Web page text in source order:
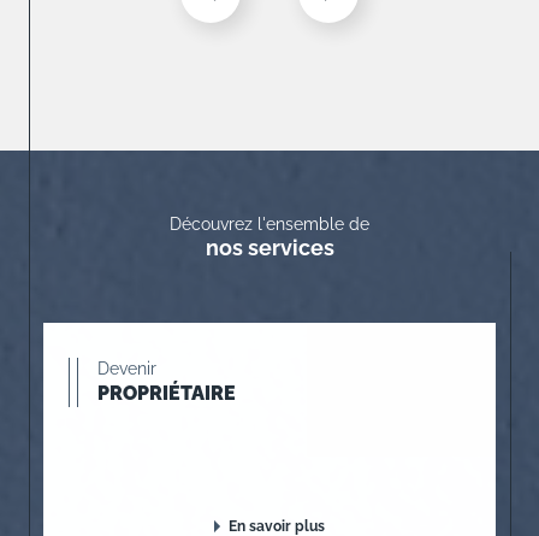
Découvrez l'ensemble de
nos services
Devenir
PROPRIÉTAIRE
En savoir plus